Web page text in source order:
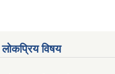
लोकप्रिय विषय